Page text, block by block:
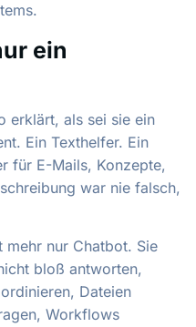
ein
erklärt, als sei sie ein
Ein Texthelfer. Ein
für E-Mails, Konzepte,
war nie falsch,
mehr nur Chatbot. Sie
bloß antworten,
Dateien
Workflows